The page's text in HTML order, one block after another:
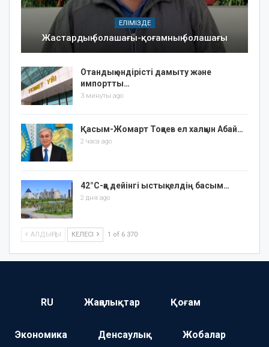
ЕЛІМІЗДЕ
Жастардың болашағы-қоғамның болашағы
Отандық өндірісті дамыту және
импортты…
3 минуты ago
Қасым-Жомарт Тоқаев ел халқын Абай…
2 часа ago
42°C-қа дейінгі ыстық: елдің басым…
2 дня ago
АЛДЫҢҒЫ КЕЛЕСІ 1 of 6 370
RU Жаңалықтар Қоғам
Экономика Денсаулық Жобалар